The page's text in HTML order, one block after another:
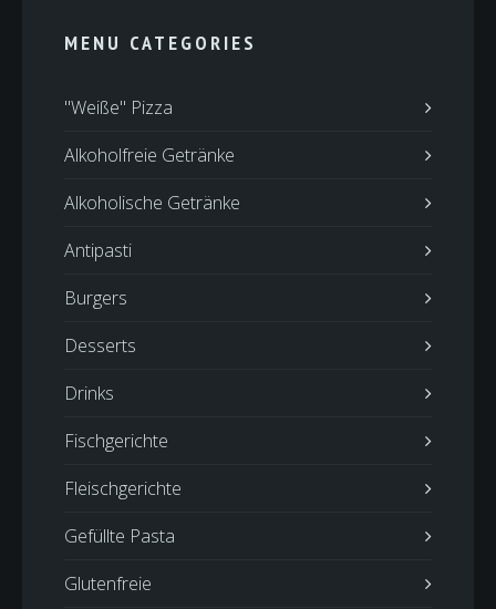
MENU CATEGORIES
"Weiße" Pizza
Alkoholfreie Getränke
Alkoholische Getränke
Antipasti
Burgers
Desserts
Drinks
Fischgerichte
Fleischgerichte
Gefüllte Pasta
Glutenfreie